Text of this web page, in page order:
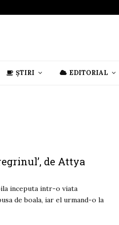
ȘTIRI EDITORIAL
de Attya
inceputa intr-o viata
de boala, iar el urmand-o la